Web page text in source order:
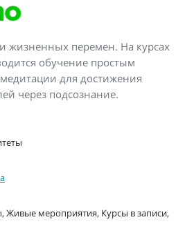
жизненных перемен. На курсах
обучение простым
для достижения
через подсознание.
Живые мероприятия, Курсы в записи,